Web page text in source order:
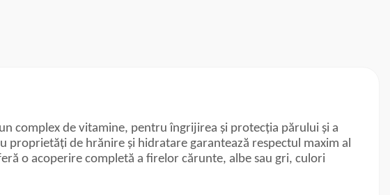
complex de vitamine, pentru îngrijirea și protecția părului și a
proprietăți de hrănire și hidratare garantează respectul maxim al
o acoperire completă a firelor cărunte, albe sau gri, culori